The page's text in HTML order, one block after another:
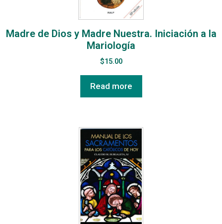
Madre de Dios y Madre Nuestra. Iniciación a la
Mariología
$15.00
Read more